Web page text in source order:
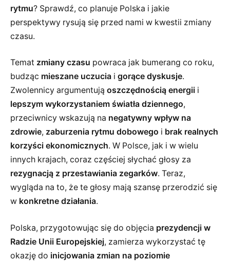
rytmu? Sprawdź, co planuje Polska i jakie
perspektywy rysują się przed nami w kwestii zmiany
czasu.
Temat zmiany czasu powraca jak bumerang co roku,
budząc mieszane uczucia i gorące dyskusje.
Zwolennicy argumentują oszczędnością energii i
lepszym wykorzystaniem światła dziennego,
przeciwnicy wskazują na negatywny wpływ na
zdrowie, zaburzenia rytmu dobowego i brak realnych
korzyści ekonomicznych. W Polsce, jak i w wielu
innych krajach, coraz częściej słychać głosy za
rezygnacją z przestawiania zegarków. Teraz,
wygląda na to, że te głosy mają szansę przerodzić się
w konkretne działania.
Polska, przygotowując się do objęcia prezydencji w
Radzie Unii Europejskiej, zamierza wykorzystać tę
okazję do inicjowania zmian na poziomie